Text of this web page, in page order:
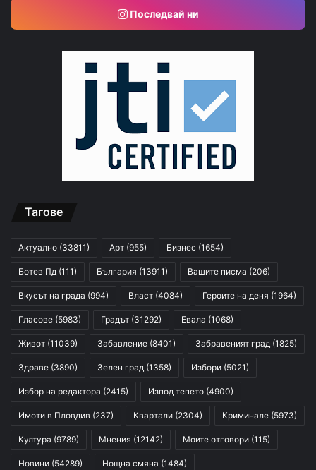
Последвай ни
Тагове
Актуално (33811) Арт (955) Бизнес (1654)
Ботев Пд (111) България (13911) Вашите писма (206)
Вкусът на града (994) Власт (4084) Героите на деня (1964)
Гласове (5983) Градът (31292) Евала (1068)
Живот (11039) Забавление (8401) Забравеният град (1825)
Здраве (3890) Зелен град (1358) Избори (5021)
Избор на редактора (2415) Изпод тепето (4900)
Имоти в Пловдив (237) Квартали (2304) Криминале (5973)
Култура (9789) Мнения (12142) Моите отговори (115)
Новини (54289) Нощна смяна (1484)